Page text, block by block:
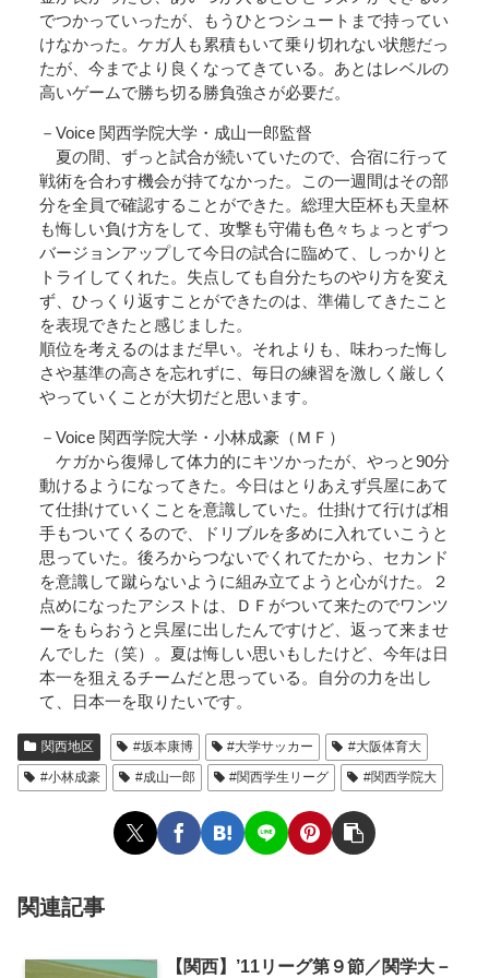
でつかっていったが、もうひとつシュートまで持ってい
けなかった。ケガ人も累積もいて乗り切れない状態だっ
たが、今までより良くなってきている。あとはレベルの
高いゲームで勝ち切る勝負強さが必要だ。
－Voice 関西学院大学・成山一郎監督
夏の間、ずっと試合が続いていたので、合宿に行って
戦術を合わす機会が持てなかった。この一週間はその部
分を全員で確認することができた。総理大臣杯も天皇杯
も悔しい負け方をして、攻撃も守備も色々ちょっとずつ
バージョンアップして今日の試合に臨めて、しっかりと
トライしてくれた。失点しても自分たちのやり方を変え
ず、ひっくり返すことができたのは、準備してきたこと
を表現できたと感じました。
順位を考えるのはまだ早い。それよりも、味わった悔し
さや基準の高さを忘れずに、毎日の練習を激しく厳しく
やっていくことが大切だと思います。
－Voice 関西学院大学・小林成豪（ＭＦ）
ケガから復帰して体力的にキツかったが、やっと90分
動けるようになってきた。今日はとりあえず呉屋にあて
て仕掛けていくことを意識していた。仕掛けて行けば相
手もついてくるので、ドリブルを多めに入れていこうと
思っていた。後ろからつないでくれてたから、セカンド
を意識して蹴らないように組み立てようと心がけた。２
点めになったアシストは、ＤＦがついて来たのでワンツ
ーをもらおうと呉屋に出したんですけど、返って来ませ
んでした（笑）。夏は悔しい思いもしたけど、今年は日
本一を狙えるチームだと思っている。自分の力を出し
て、日本一を取りたいです。
関西地区 #坂本康博 #大学サッカー
#大阪体育大
#小林成豪
#成山一郎 #関西学生リーグ #関西学院大
関連記事
【関西】’11リーグ第９節／関学大－